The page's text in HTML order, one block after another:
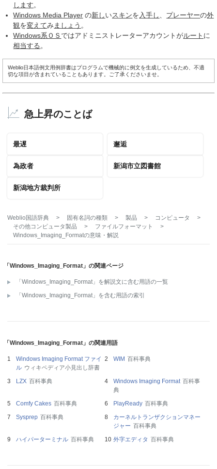
します。
Windows Media Player の新しいスキンを 入手し プレーヤーの外
観を変えてみ ましょう 。
Windows系ＯＳ ではアドミニストレーターアカウントがルート に
相当する 。
Weblio日本語例文用例辞書はプログラムで機械的に例文を生成しているため、不適
切な項目が含まれていることもあります。ご了承くださいませ。
急上昇のことば
最遅 邂逅
為政者 新潟市立図書館
新潟地方裁判所
Weblio国語辞典 > 固有名詞の種類 > 製品 > コンピュータ
>
その他コンピュータ製品
> ファイルフォーマット
>
Windows_Imaging_Formatの意味・解説
「Windows_Imaging_Format」の関連ページ
「Windows_Imaging_Format」を解説文に含む用語の一覧
「Windows_Imaging_Format」を含む用語の索引
「Windows_Imaging_Format」の関連用語
Windows Imaging Format ファイ
ル ウィキペディア小見出し辞書
WIM 百科事典
LZX 百科事典 Windows Imaging Format 百科事
典
Comfy Cakes 百科事典 PlayReady 百科事典
Sysprep 百科事典
カーネルトランザクションマネー
ジャー 百科事典
ハイパーターミナル 百科事典 外字エディタ 百科事典